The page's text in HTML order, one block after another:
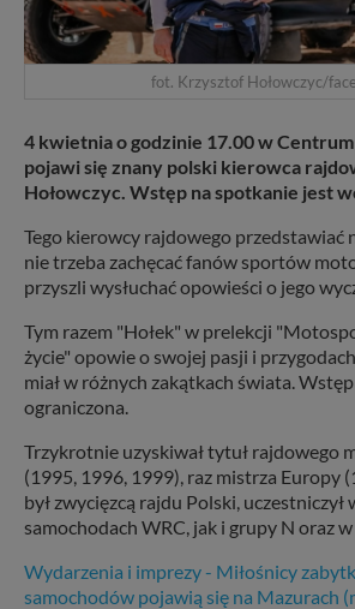
fot. Krzysztof Hołowczyc/
4 kwietnia o godzinie 17.00 w
pojawi się znany polski kierowca
Hołowczyc. Wstęp na spotkanie jest
Tego kierowcy rajdowego przedstawiać
nie trzeba zachęcać fanów sportów
przyszli wysłuchać opowieści o jego
Tym razem "Hołek" w prelekcji
życie" opowie o swojej pasji i
miał w różnych zakątkach świata.
ograniczona.
Trzykrotnie uzyskiwał tytuł rajdowego
(1995, 1996, 1999), raz mistrza Europy
był zwycięzcą rajdu Polski, uczestniczył
samochodach WRC, jak i grupy N oraz
Wydarzenia i imprezy - Miłośnicy
samochodów pojawią się na Mazurach